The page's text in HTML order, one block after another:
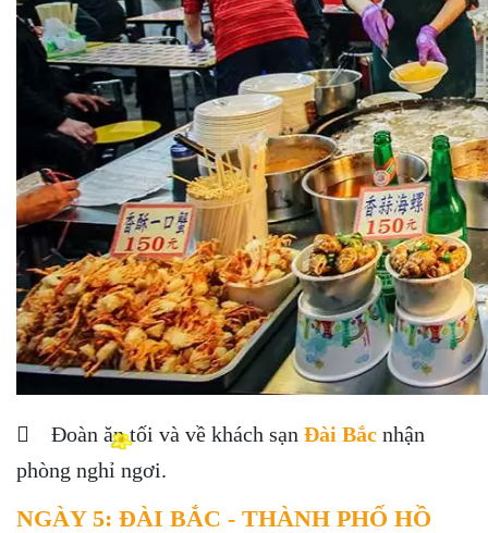
 Đoàn ăn tối và về khách sạn Đài Bắc nhận
phòng nghỉ ngơi.
NGÀY 5: ĐÀI BẮC - THÀNH PHỐ HỒ